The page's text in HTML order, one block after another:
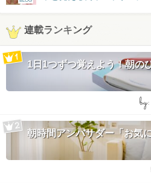
連載ランキング
1日1つずつ覚えよう！朝の
by:
朝時間アンバサダー「お気